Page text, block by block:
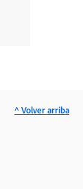
^ Volver arriba